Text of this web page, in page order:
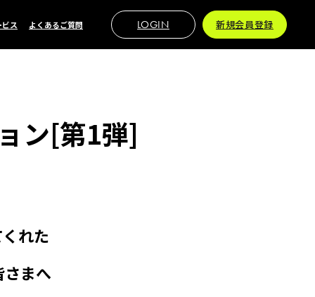
ス よくあるご質問 LOGIN 新規会員登録
ン[第1弾]
れた
まへ